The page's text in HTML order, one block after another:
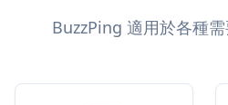
BuzzPing 適用於各種